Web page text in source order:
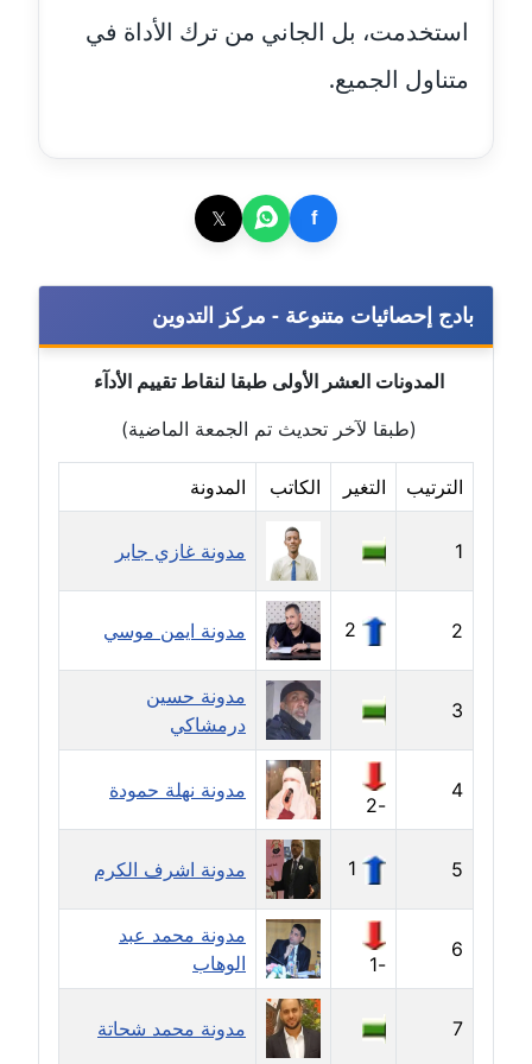
مدونة ايمان النادي
عاملة
مدونة ايمان عبد الحليم
مدونة ايمان عماد
عاملة
مدونة ايمان قادري
عاملة
مدونة ايمن موسي
مدونة إيناس عراقي
عاملة
مدونة آيه ابو زهرة
عاملة
مدونة آية الدرديري
عاملة
مدونة آيه الغمري
عاملة
مدونة آية عبد العزيز
عاملة
مدونة ايهاب همام
استخدمت، بل الجاني من ترك الأداة في
متناول الجميع.
f
𝕏
بادج إحصائيات متنوعة - مركز التدوين
المدونات العشر الأولى طبقا لنقاط تقييم الأدآء
(طبقا لآخر تحديث تم الجمعة الماضية)
الترتيب التغير الكاتب المدونة
1 مدونة غازي جابر
2
2 مدونة ايمن موسي
3
مدونة حسين
درمشاكي
4
-2
مدونة نهلة حمودة
5
1 مدونة اشرف الكرم
6
-1
مدونة محمد عبد
الوهاب
7 مدونة محمد شحاتة